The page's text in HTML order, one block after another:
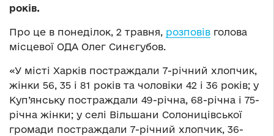
років.
Про це в понеділок, 2 травня, розповів голова
місцевої ОДА Олег Синєгубов.
«У місті Харків постраждали 7-річний хлопчик,
жінки 56, 35 і 81 років та чоловіки 42 і 36 років; у
Куп’янську постраждали 49-річна, 68-річна і 75-
річна жінки; у селі Вільшани Солоницівської
громади постраждали 7-річний хлопчик, 36-